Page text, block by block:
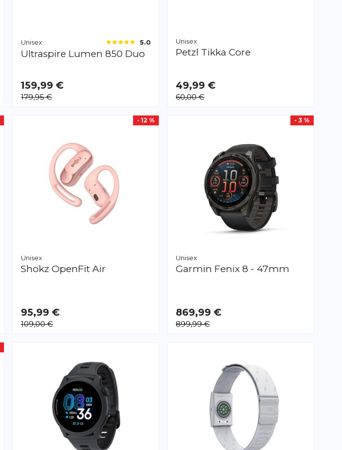
Unisex 5.0
Ultraspire Lumen 850 Duo
159,99 €
179,95 €
Unisex
Petzl Tikka Core
49,99 €
60,00 €
- 12 %
Unisex
Shokz OpenFit Air
95,99 €
109,00 €
- 3 %
Unisex
Garmin Fenix 8 - 47mm
869,99 €
899,99 €